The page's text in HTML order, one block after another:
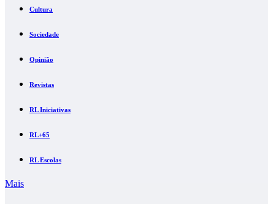
Cultura
Sociedade
Opinião
Revistas
RL Iniciativas
RL+65
RL Escolas
Mais